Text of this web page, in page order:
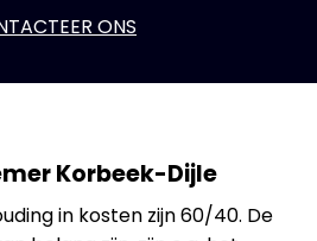
ONS
Korbeek-Dijle
in kosten zijn 60/40. De